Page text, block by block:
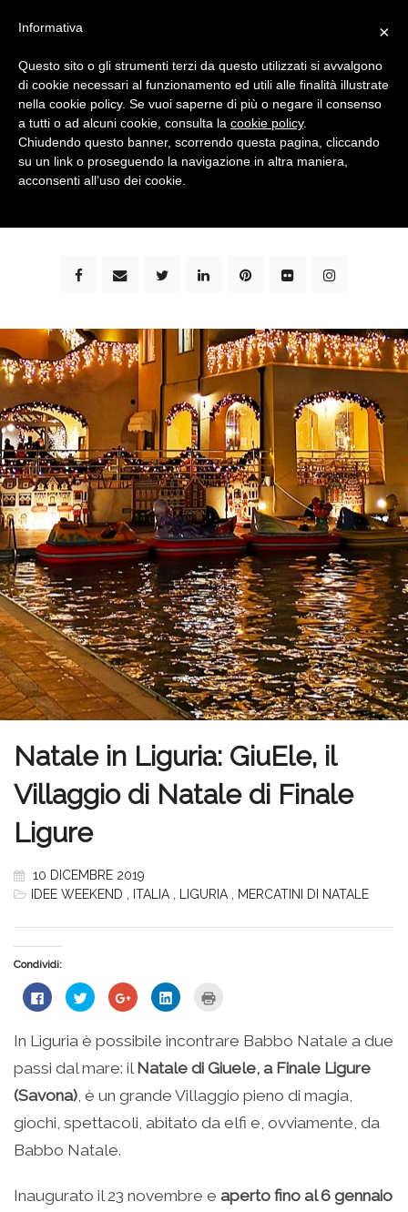
bimbi e viaggi - family travel blog: community #1 in
Natale in Liguria: GiuEle, il
Villaggio di Natale di Finale
Ligure
10 DICEMBRE 2019
IDEE WEEKEND
ITALIA LIGURIA MERCATINI DI NATALE
Condividi:
Fai
clic
su
Facebook
(Si
apre
una
nuova
finestra)
Fai
clic
condividere
su
(Si
in
una
nuova
finestra)
Fai
clic
condividere
su
Google+
(Si
in
una
nuova
finestra)
Fai
clic
condividere
su
LinkedIn
(Si
in
una
nuova
finestra)
stampare
(Si
apre
in
nuova
finestra)
In Liguria è possibile incontrare Babbo Natale a due
passi dal mare: il Natale di Giuele, a Finale Ligure
(Savona) , è un grande Villaggio pieno di magia,
giochi, spettacoli, abitato da elfi e, ovviamente, da
Babbo Natale.
Inaugurato il 23 novembre e aperto fino al 6 gennaio
×
Informativa
Questo sito o gli strumenti terzi da questo utilizzati si avvalgono
di cookie necessari al funzionamento ed utili alle finalità illustrate
nella cookie policy. Se vuoi saperne di più o negare il consenso
a tutti o ad alcuni cookie, consulta la cookie policy.
Chiudendo questo banner, scorrendo questa pagina, cliccando
su un link o proseguendo la navigazione in altra maniera,
acconsenti all’uso dei cookie.